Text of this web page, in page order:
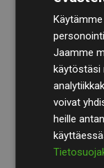
laskelmamme
läpinäkyvyyden
Heidän
Jaamme
käytöstäsi
voivat
heille